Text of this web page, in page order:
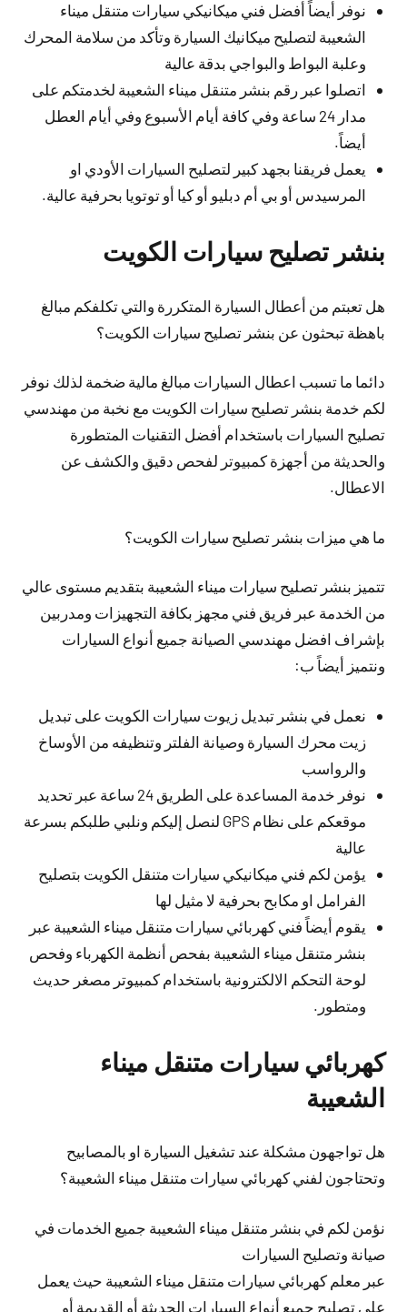
نوفر أيضاً أفضل فني ميكانيكي سيارات متنقل ميناء
الشعيبة لتصليح ميكانيك السيارة وتأكد من سلامة المحرك
وعلبة البواط والبواجي بدقة عالية
اتصلوا عبر رقم بنشر متنقل ميناء الشعيبة لخدمتكم على
مدار 24 ساعة وفي كافة أيام الأسبوع وفي أيام العطل
أيضاً.
يعمل فريقنا بجهد كبير لتصليح السيارات الأودي او
المرسيدس أو بي أم دبليو أو كيا أو توتويا بحرفية عالية.
بنشر تصليح سيارات الكويت
هل تعبتم من أعطال السيارة المتكررة والتي تكلفكم مبالغ
باهظة تبحثون عن بنشر تصليح سيارات الكويت؟
دائما ما تسبب اعطال السيارات مبالغ مالية ضخمة لذلك نوفر
لكم خدمة بنشر تصليح سيارات الكويت مع نخبة من مهندسي
تصليح السيارات باستخدام أفضل التقنيات المتطورة
والحديثة من أجهزة كمبيوتر لفحص دقيق والكشف عن
الاعطال.
ما هي ميزات بنشر تصليح سيارات الكويت؟
تتميز بنشر تصليح سيارات ميناء الشعيبة بتقديم مستوى عالي
من الخدمة عبر فريق فني مجهز بكافة التجهيزات ومدربين
بإشراف افضل مهندسي الصيانة جميع أنواع السيارات
ونتميز أيضاً ب:
نعمل في بنشر تبديل زيوت سيارات الكويت على تبديل
زيت محرك السيارة وصيانة الفلتر وتنظيفه من الأوساخ
والرواسب
نوفر خدمة المساعدة على الطريق 24 ساعة عبر تحديد
موقعكم على نظام GPS لنصل إليكم ونلبي طلبكم بسرعة
عالية
يؤمن لكم فني ميكانيكي سيارات متنقل الكويت بتصليح
الفرامل او مكابح بحرفية لا مثيل لها
يقوم أيضاً فني كهربائي سيارات متنقل ميناء الشعيبة عبر
بنشر متنقل ميناء الشعيبة بفحص أنظمة الكهرباء وفحص
لوحة التحكم الالكترونية باستخدام كمبيوتر مصغر حديث
ومتطور.
كهربائي سيارات متنقل ميناء
الشعيبة
هل تواجهون مشكلة عند تشغيل السيارة او بالمصابيح
وتحتاجون لفني كهربائي سيارات متنقل ميناء الشعيبة؟
نؤمن لكم في بنشر متنقل ميناء الشعيبة جميع الخدمات في
صيانة وتصليح السيارات
عبر معلم كهربائي سيارات متنقل ميناء الشعيبة حيث يعمل
على تصليح جميع أنواع السيارات الحديثة أو القديمة أو